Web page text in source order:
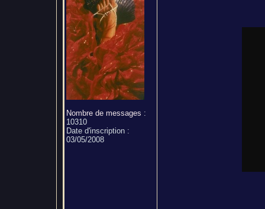
Nombre de messages :
10310
Date d'inscription :
03/05/2008